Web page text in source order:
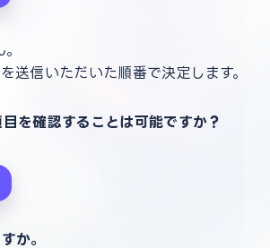
送信いただいた順番で決定します。
を確認することは可能ですか？
か。